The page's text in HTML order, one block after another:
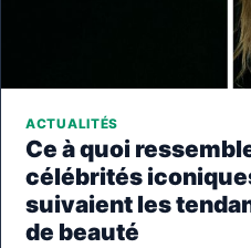
ACTUALITÉS
Ce à quoi
célébrités
suivaient les
de beauté